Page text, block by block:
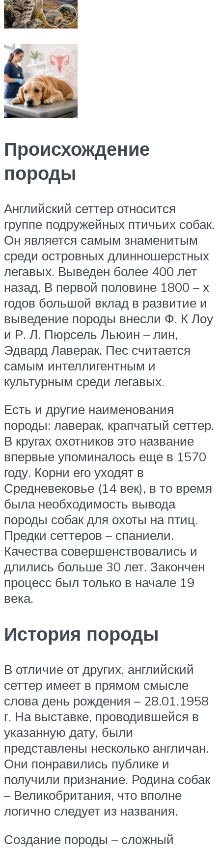
Происхождение
породы
Английский сеттер относится
группе подружейных птичьих собак.
Он является самым знаменитым
среди островных длинношерстных
легавых. Выведен более 400 лет
назад. В первой половине 1800 – х
годов большой вклад в развитие и
выведение породы внесли Ф. К Лоу
и Р. Л. Пюрсель Льюин – лин,
Эдвард Лаверак. Пес считается
самым интеллигентным и
культурным среди легавых.
Есть и другие наименования
породы: лаверак, крапчатый сеттер.
В кругах охотников это название
впервые упоминалось еще в 1570
году. Корни его уходят в
Средневековье (14 век), в то время
была необходимость вывода
породы собак для охоты на птиц.
Предки сеттеров – спаниели.
Качества совершенствовались и
длились больше 30 лет. Закончен
процесс был только в начале 19
века.
История породы
В отличие от других, английский
сеттер имеет в прямом смысле
слова день рождения – 28.01.1958
г. На выставке, проводившейся в
указанную дату, были
представлены несколько англичан.
Они понравились публике и
получили признание. Родина собак
– Великобритания, что вполне
логично следует из названия.
Создание породы – сложный